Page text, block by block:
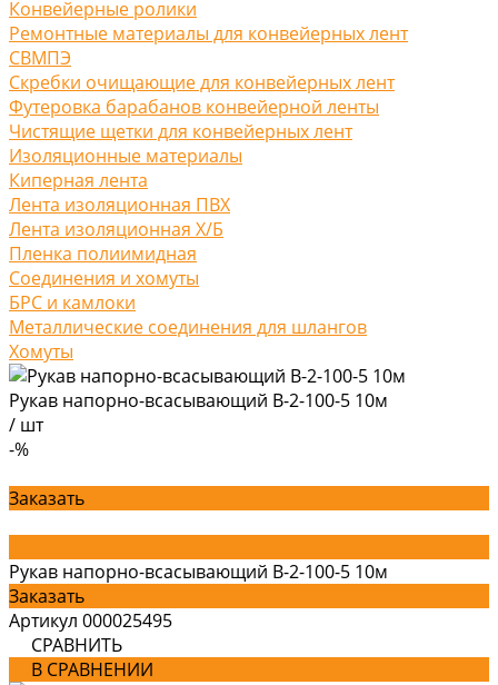
Конвейерные ролики
Ремонтные материалы для конвейерных лент
СВМПЭ
Скребки очищающие для конвейерных лент
Футеровка барабанов конвейерной ленты
Чистящие щетки для конвейерных лент
Изоляционные материалы
Киперная лента
Лента изоляционная ПВХ
Лента изоляционная Х/Б
Пленка полиимидная
Соединения и хомуты
БРС и камлоки
Металлические соединения для шлангов
Хомуты
Рукав напорно-всасывающий В-2-100-5 10м
/ шт
-%
Заказать
Рукав напорно-всасывающий В-2-100-5 10м
Заказать
Артикул 000025495
СРАВНИТЬ
В СРАВНЕНИИ